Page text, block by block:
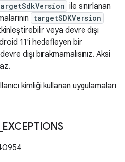
ile sınırlanan
targetSDKVersion
veya devre dışı
11'i hedefleyen bir
dışı bırakmamalısınız. Aksi
kimliği kullanan uygulamaları
EXCEPTIONS